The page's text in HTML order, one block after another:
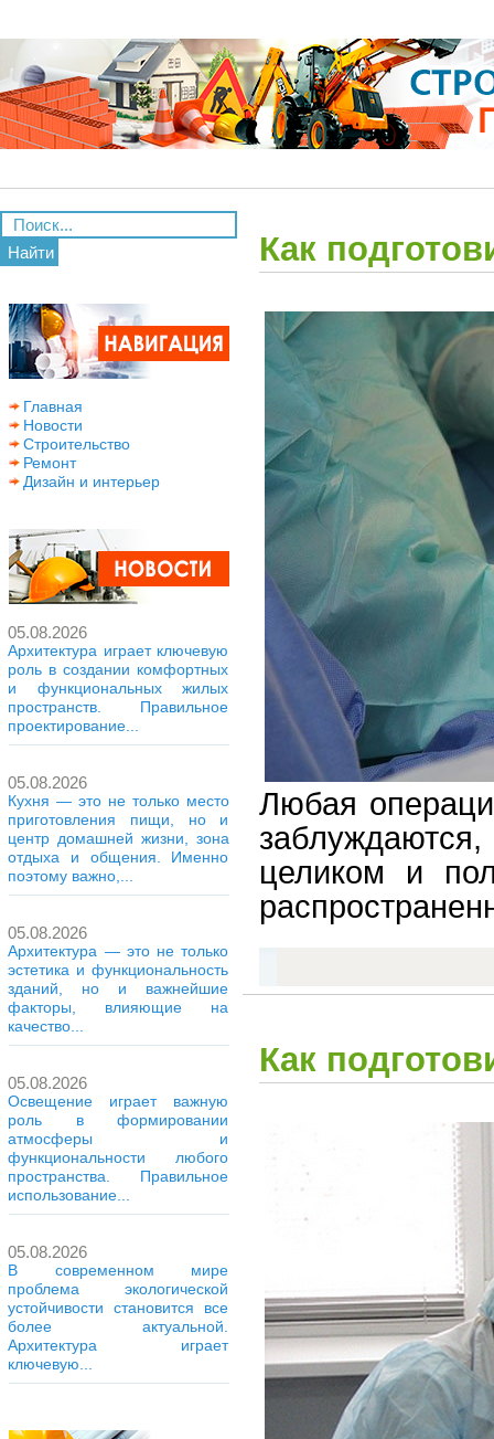
Найти
Главная
Новости
Строительство
Ремонт
Дизайн и интерьер
05.08.2026
Архитектура играет ключевую
роль в создании комфортных
и функциональных жилых
пространств. Правильное
проектирование...
05.08.2026
Кухня — это не только место
приготовления пищи, но и
центр домашней жизни, зона
отдыха и общения. Именно
поэтому важно,...
05.08.2026
Архитектура — это не только
эстетика и функциональность
зданий, но и важнейшие
факторы, влияющие на
качество...
05.08.2026
Освещение играет важную
роль в формировании
атмосферы и
функциональности любого
пространства. Правильное
использование...
05.08.2026
В современном мире
проблема экологической
устойчивости становится все
более актуальной.
Архитектура играет
ключевую...
Как
Любая
целиком и
Как